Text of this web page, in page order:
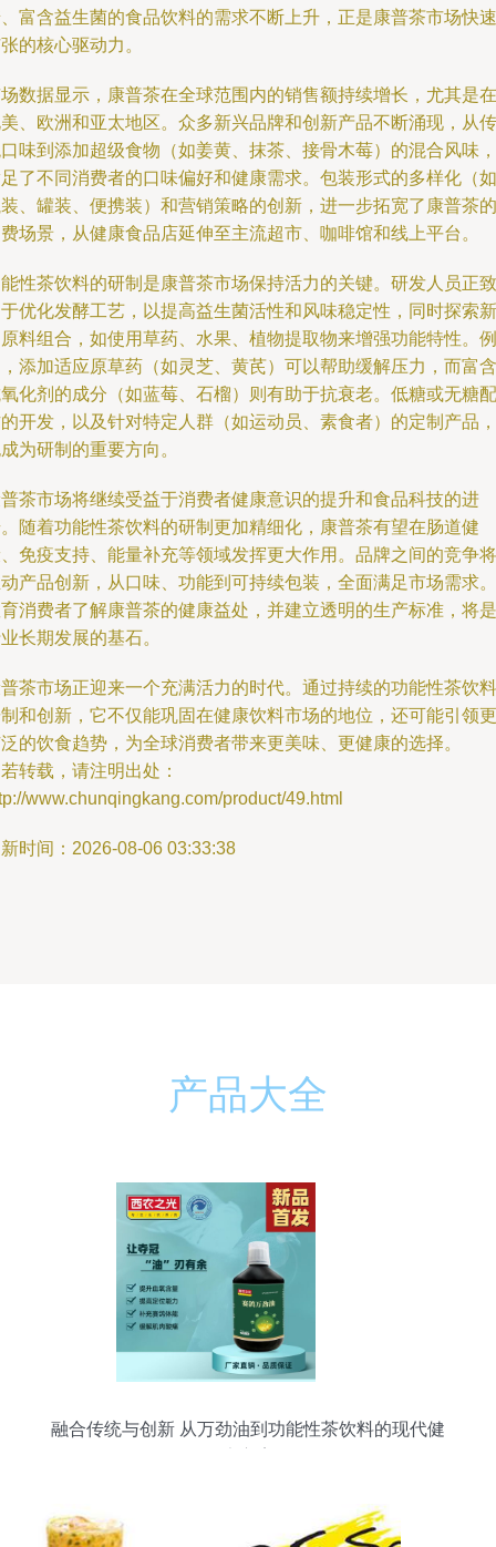
富含益生菌的食品饮料的需求不断上升，正是康普茶市场快速
的核心驱动力。
数据显示，康普茶在全球范围内的销售额持续增长，尤其是在
、欧洲和亚太地区。众多新兴品牌和创新产品不断涌现，从传
味到添加超级食物（如姜黄、抹茶、接骨木莓）的混合风味，
了不同消费者的口味偏好和健康需求。包装形式的多样化（如
、罐装、便携装）和营销策略的创新，进一步拓宽了康普茶的
场景，从健康食品店延伸至主流超市、咖啡馆和线上平台。
性茶饮料的研制是康普茶市场保持活力的关键。研发人员正致
优化发酵工艺，以提高益生菌活性和风味稳定性，同时探索新
料组合，如使用草药、水果、植物提取物来增强功能特性。例
添加适应原草药（如灵芝、黄芪）可以帮助缓解压力，而富含
化剂的成分（如蓝莓、石榴）则有助于抗衰老。低糖或无糖配
开发，以及针对特定人群（如运动员、素食者）的定制产品，
为研制的重要方向。
茶市场将继续受益于消费者健康意识的提升和食品科技的进
随着功能性茶饮料的研制更加精细化，康普茶有望在肠道健
免疫支持、能量补充等领域发挥更大作用。品牌之间的竞争将
产品创新，从口味、功能到可持续包装，全面满足市场需求。
消费者了解康普茶的健康益处，并建立透明的生产标准，将是
长期发展的基石。
茶市场正迎来一个充满活力的时代。通过持续的功能性茶饮料
和创新，它不仅能巩固在健康饮料市场的地位，还可能引领更
的饮食趋势，为全球消费者带来更美味、更健康的选择。
转载，请注明出处：
www.chunqingkang.com/product/49.html
时间：2026-08-06 03:33:38
产品大全
融合传统与创新 从万劲油到功能性茶饮料的现代健